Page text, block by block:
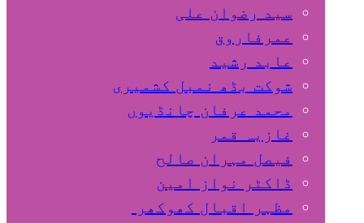
سید رضوان علی
عمرفاروق
عابد رشید
شوکت بڈھ نمبل کشمیری
محمد عرفان چانڈیوں
غازیہ قمر
فیصل مہران صالح
ڈاکٹر نواز امین
مظہر اقبال کھوکھر